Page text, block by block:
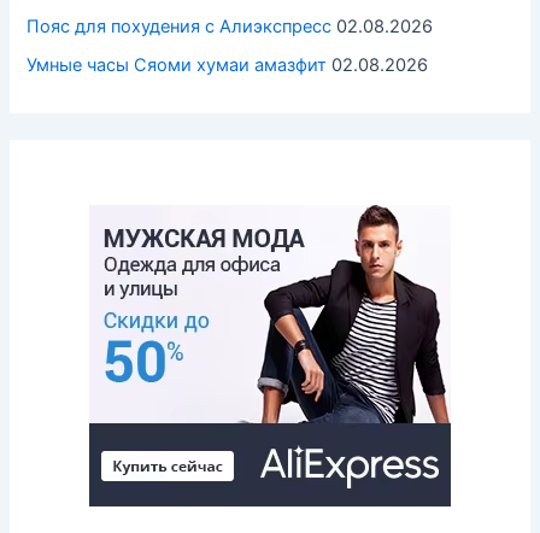
Пояс для похудения с Алиэкспресс 02.08.2026
Умные часы Cяоми хумаи амазфит 02.08.2026